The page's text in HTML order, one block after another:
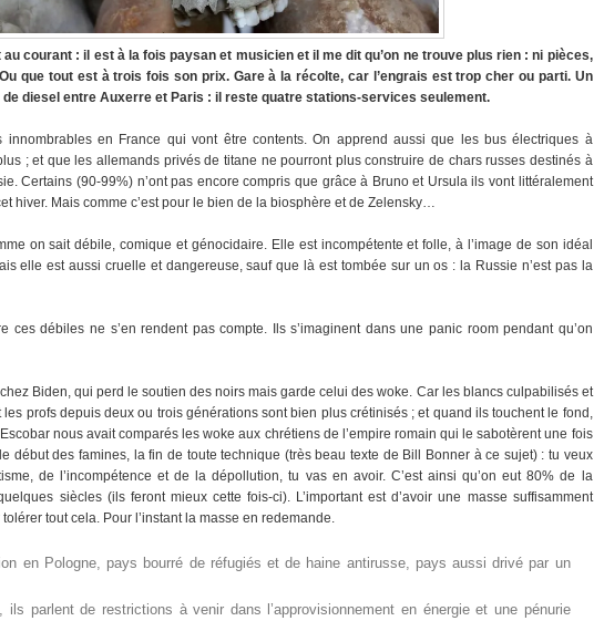
courant : il est à la fois paysan et musicien et il me dit qu’on ne trouve plus rien : ni pièces,
que tout est à trois fois son prix. Gare à la récolte, car l’engrais est trop cher ou parti. Un
de diesel entre Auxerre et Paris : il reste quatre stations-services seulement.
innombrables en France qui vont être contents. On apprend aussi que les bus électriques à
; et que les allemands privés de titane ne pourront plus construire de chars russes destinés à
Certains (90-99%) n’ont pas encore compris que grâce à Bruno et Ursula ils vont littéralement
hiver. Mais comme c’est pour le bien de la biosphère et de Zelensky…
on sait débile, comique et génocidaire. Elle est incompétente et folle, à l’image de son idéal
elle est aussi cruelle et dangereuse, sauf que là est tombée sur un os : la Russie n’est pas la
ces débiles ne s’en rendent pas compte. Ils s’imaginent dans une panic room pendant qu’on
Biden, qui perd le soutien des noirs mais garde celui des woke. Car les blancs culpabilisés et
profs depuis deux ou trois générations sont bien plus crétinisés ; et quand ils touchent le fond,
nous avait comparés les woke aux chrétiens de l’empire romain qui le sabotèrent une fois
début des famines, la fin de toute technique (très beau texte de Bill Bonner à ce sujet) : tu veux
de l’incompétence et de la dépollution, tu vas en avoir. C’est ainsi qu’on eut 80% de la
siècles (ils feront mieux cette fois-ci). L’important est d’avoir une masse suffisamment
tout cela. Pour l’instant la masse en redemande.
en Pologne, pays bourré de réfugiés et de haine antirusse, pays aussi drivé par un
ils parlent de restrictions à venir dans l’approvisionnement en énergie et une pénurie